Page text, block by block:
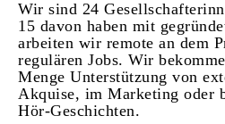
Wir sind 24
15 davon haben mit
arbeiten wir remote an dem
regulären Jobs. Wir
Menge Unterstützung von
Akquise, im Marketing oder
Hör-Geschichten.